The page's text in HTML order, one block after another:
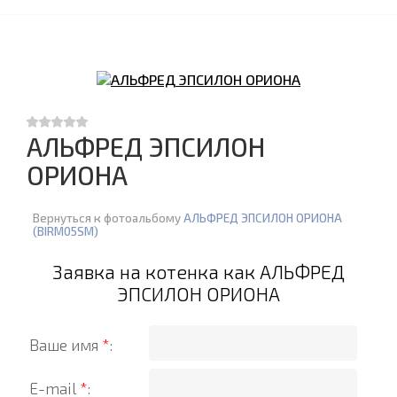
АЛЬФРЕД ЭПСИЛОН
ОРИОНА
Вернуться к фотоальбомуАЛЬФРЕД ЭПСИЛОН ОРИОНА
(BIRM05SM)
Заявка на котенка как АЛЬФРЕД
ЭПСИЛОН ОРИОНА
Ваше имя *:
E-mail *: